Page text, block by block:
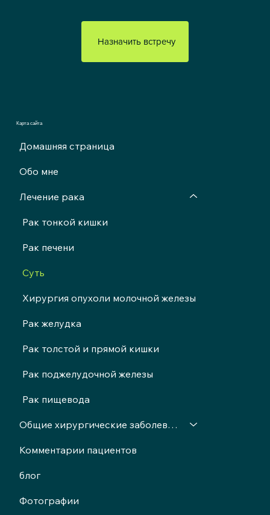
Домашняя страница
Обо мне
Лечение рака
Рак тонкой кишки
Рак печени
Суть
Хирургия опухоли молочной железы
Рак желудка
Рак толстой и прямой кишки
Рак поджелудочной железы
Рак пищевода
Общие хирургические заболевания
Комментарии пациентов
блог
Фотографии
Карта сайта
Назначить встречу